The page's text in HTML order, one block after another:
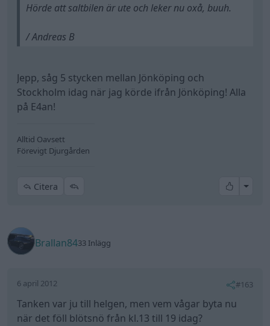
Hörde att saltbilen är ute och leker nu oxå, buuh.
/ Andreas B
Jepp, såg 5 stycken mellan Jönköping och
Stockholm idag när jag körde ifrån Jönköping! Alla
på E4an!
Alltid Oavsett
Förevigt Djurgården
Citera All
Brallan8433 Inlägg
6 april 2012 #163
Tanken var ju till helgen, men vem vågar byta nu
när det föll blötsnö från kl.13 till 19 idag?